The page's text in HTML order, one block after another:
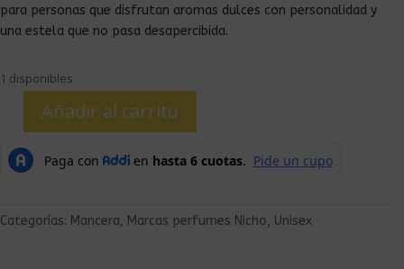
para personas que disfrutan aromas dulces con personalidad y
una estela que no pasa desapercibida.
1 disponibles
Añadir al carrito
Categorías: Mancera, Marcas perfumes Nicho, Unisex